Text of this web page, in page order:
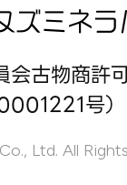
会古物商許
号）
Ltd. All